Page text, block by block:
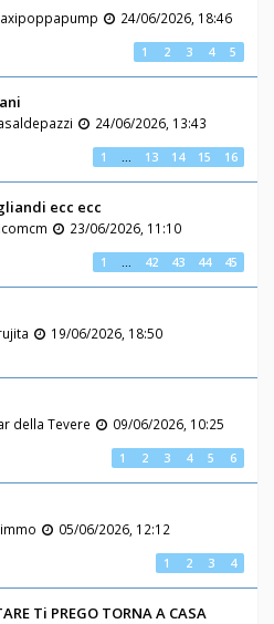
24/06/2026, 18:46
1 2 3 4 5
24/06/2026, 13:43
1 … 13 14 15 16
ecc ecc
23/06/2026, 11:10
1 … 42 43 44 45
19/06/2026, 18:50
della Tevere
09/06/2026, 10:25
1 2 3 4 5 6
05/06/2026, 12:12
1 2 3 4
Ti PREGO TORNA A CASA